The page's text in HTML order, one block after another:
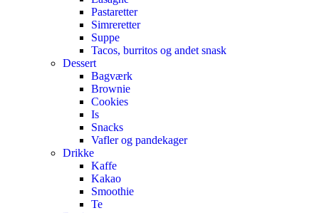
Pastaretter
Simreretter
Suppe
Tacos, burritos og andet snask
Dessert
Bagværk
Brownie
Cookies
Is
Snacks
Vafler og pandekager
Drikke
Kaffe
Kakao
Smoothie
Te